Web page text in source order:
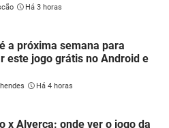
Há 3 horas
a próxima semana para
este jogo grátis no Android e
Há 4 horas
x Alverca: onde ver o jogo da